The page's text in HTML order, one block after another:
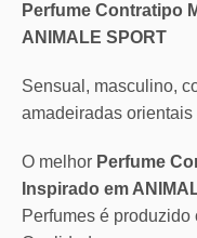
Perfume Contratipo
ANIMALE SPORT
Sensual, masculino,
amadeiradas
O melhor Perfume
Inspirado em
Perfumes é produzido